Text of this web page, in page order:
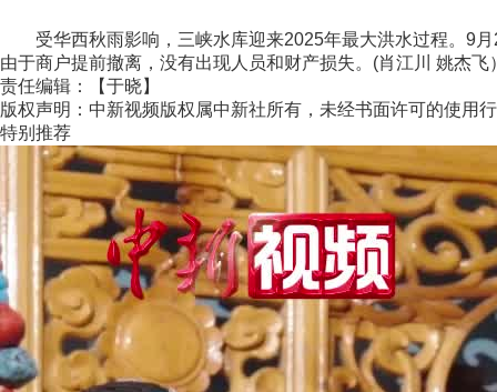
受华西秋雨影响，三峡水库迎来2025年最大洪水过程。9月
由于商户提前撤离，没有出现人员和财产损失。(肖江川 姚杰飞
责任编辑：【于晓】
版权声明：中新视频版权属中新社所有，未经书面许可的使用
特别推荐